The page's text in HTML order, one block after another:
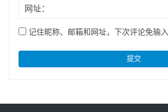
网址：
记住昵称、邮箱和网址，下次评论免输入
提交